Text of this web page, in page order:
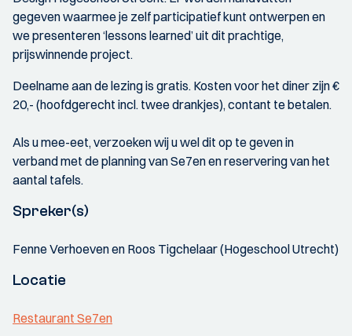
gegeven waarmee je zelf participatief kunt ontwerpen en
we presenteren ‘lessons learned’ uit dit prachtige,
prijswinnende project.
Deelname aan de lezing is gratis. Kosten voor het diner zijn €
20,- (hoofdgerecht incl. twee drankjes), contant te betalen.
Als u mee-eet, verzoeken wij u wel dit op te geven in
verband met de planning van Se7en en reservering van het
aantal tafels.
Spreker(s)
Fenne Verhoeven en Roos Tigchelaar (Hogeschool Utrecht)
Locatie
Restaurant Se7en